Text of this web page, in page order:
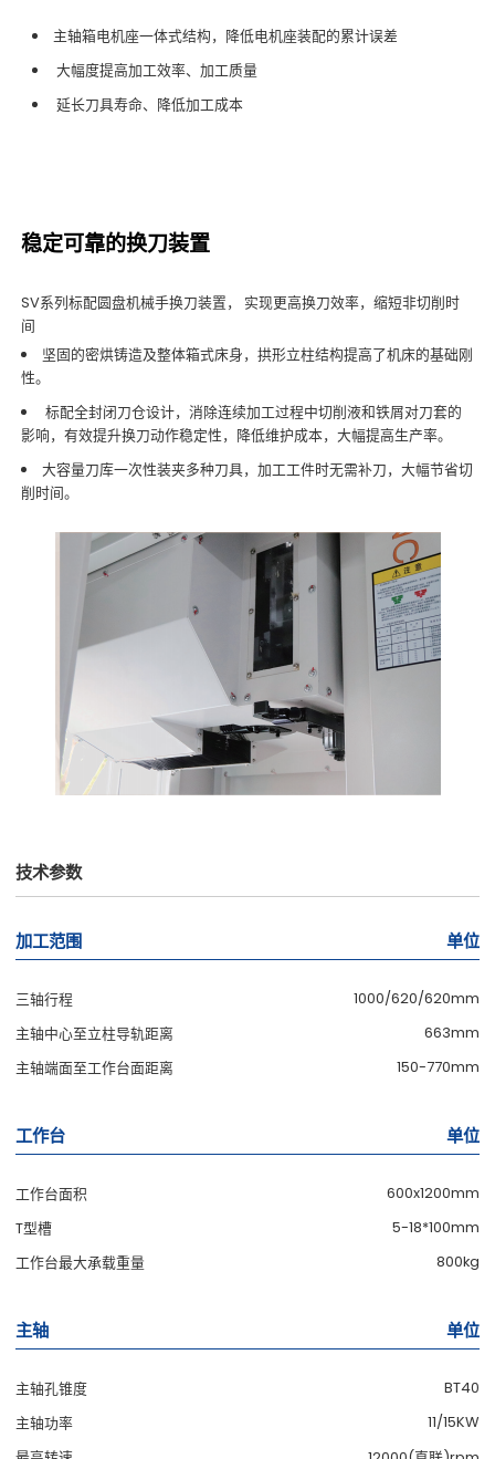
主轴箱电机座一体式结构，降低电机座装配的累计误差
大幅度提高加工效率、加工质量
延长刀具寿命、降低加工成本
稳定可靠的换刀装置
SV系列标配圆盘机械手换刀装置， 实现更高换刀效率，缩短非切削时
间
坚固的密烘铸造及整体箱式床身，拱形立柱结构提高了机床的基础刚
性。
标配全封闭刀仓设计，消除连续加工过程中切削液和铁屑对刀套的
影响，有效提升换刀动作稳定性，降低维护成本，大幅提高生产率。
大容量刀库一次性装夹多种刀具，加工工件时无需补刀，大幅节省切
削时间。
技术参数
加工范围 单位
三轴行程
1000/620/620mm
主轴中心至立柱导轨距离
663mm
主轴端面至工作台面距离
150-770mm
工作台 单位
工作台面积
600x1200mm
T型槽
5-18*100mm
工作台最大承载重量
800kg
主轴 单位
主轴孔锥度
BT40
主轴功率
11/15KW